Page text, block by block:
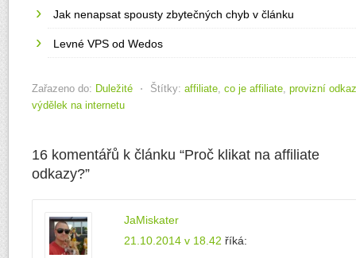
Jak nenapsat spousty zbytečných chyb v článku
Levné VPS od Wedos
Zařazeno do: Duležité ⋅ Štítky: affiliate, co je affiliate, provizní odkaz
výdělek na internetu
16 komentářů k článku “Proč klikat na affiliate
odkazy?”
JaMiskater
21.10.2014 v 18.42 říká: